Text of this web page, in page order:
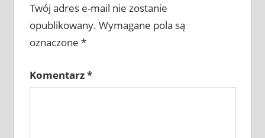
Twój adres e-mail nie zostanie
opublikowany. Wymagane pola są
oznaczone *
Komentarz*